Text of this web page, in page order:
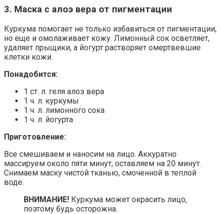
3. Маска с алоэ вера от пигментации
Куркума помогает не только избавиться от пигментации,
но еще и омолаживает кожу. Лимонный сок осветляет,
удаляет прыщики, а йогурт растворяет омертвевшие
клетки кожи.
Понадобится:
1 ст. л. геля алоэ вера
1 ч. л. куркумы
1 ч. л. лимонного сока
1 ч. л. йогурта
Приготовление:
Все смешиваем и наносим на лицо. Аккуратно
массируем около пяти минут, оставляем на 20 минут.
Снимаем маску чистой тканью, смоченной в теплой
воде.
ВНИМАНИЕ! Куркума может окрасить лицо,
поэтому будь осторожна.